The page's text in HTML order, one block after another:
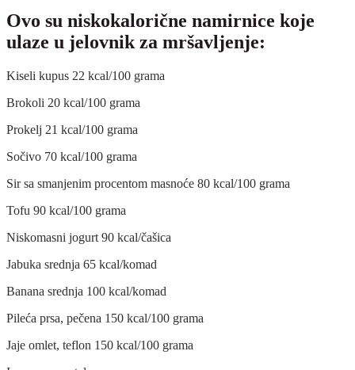
Ovo su niskokalorične namirnice koje
ulaze u jelovnik za mršavljenje:
Kiseli kupus 22 kcal/100 grama
Brokoli 20 kcal/100 grama
Prokelj 21 kcal/100 grama
Sočivo 70 kcal/100 grama
Sir sa smanjenim procentom masnoće 80 kcal/100 grama
Tofu 90 kcal/100 grama
Niskomasni jogurt 90 kcal/čašica
Jabuka srednja 65 kcal/komad
Banana srednja 100 kcal/komad
Pileća prsa, pečena 150 kcal/100 grama
Jaje omlet, teflon 150 kcal/100 grama